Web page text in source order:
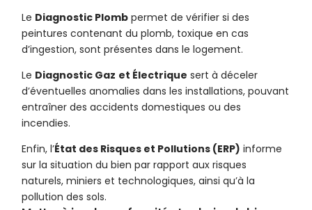
Le Diagnostic Plomb permet de vérifier si des
peintures contenant du plomb, toxique en cas
d’ingestion, sont présentes dans le logement.
Le Diagnostic Gaz et Électrique sert à déceler
d’éventuelles anomalies dans les installations, pouvant
entraîner des accidents domestiques ou des
incendies.
Enfin, l’État des Risques et Pollutions (ERP) informe
sur la situation du bien par rapport aux risques
naturels, miniers et technologiques, ainsi qu’à la
pollution des sols.